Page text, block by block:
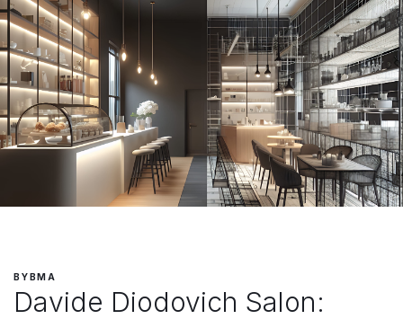
BYBMA
Davide Diodovich Salon: